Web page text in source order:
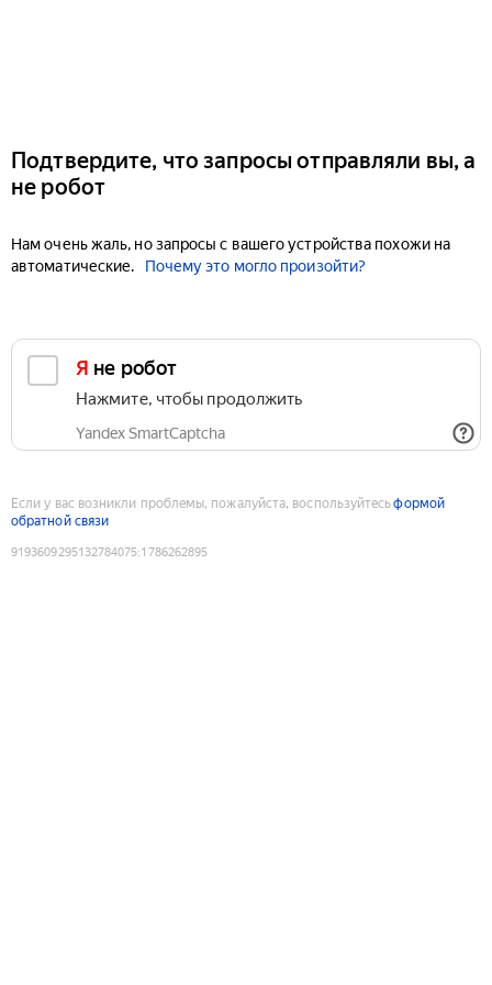
Подтвердите, что запросы отправляли вы, а
не робот
Нам очень жаль, но запросы с вашего устройства похожи на
автоматические.
Почему это могло произойти?
Я не робот
Нажмите, чтобы продолжить
Yandex SmartCaptcha
Если у вас возникли проблемы, пожалуйста, воспользуйтесьформой
обратной связи
9193609295132784075:1786262895